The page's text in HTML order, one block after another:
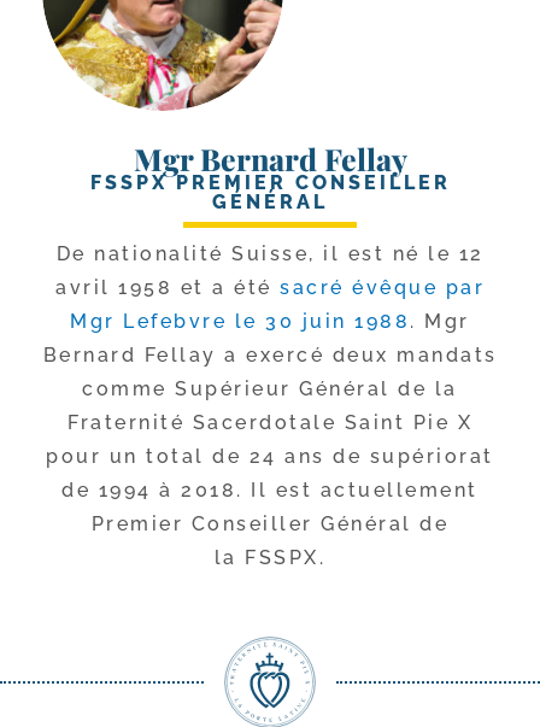
Mgr Bernard Fellay
FSSPX PREMIER CONSEILLER
GÉNÉRAL
De natio­na­li­té Suisse, il est né le 12
avril 1958 et a été sacré évêque par
Mgr Lefebvre le 30 juin 1988 . Mgr
Bernard Fellay a exer­cé deux man­dats
comme Supérieur Général de la
Fraternité Sacerdotale Saint Pie X
pour un total de 24 ans de supé­rio­rat
de 1994 à 2018. Il est actuel­le­ment
Premier Conseiller Général de
la FSSPX.